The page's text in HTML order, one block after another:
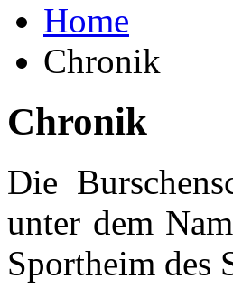
Home
Chronik
Chronik
Die
unter dem
Sportheim des